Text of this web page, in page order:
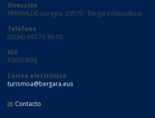
Dirección
ERREKALDE jauregia, 20570 - Bergara (Gipuzkoa)
Teléfono
(0034) 943 76 90 03
NIF
P2007900J
Correo electrónico
turismoa@bergara.eus
Contacto